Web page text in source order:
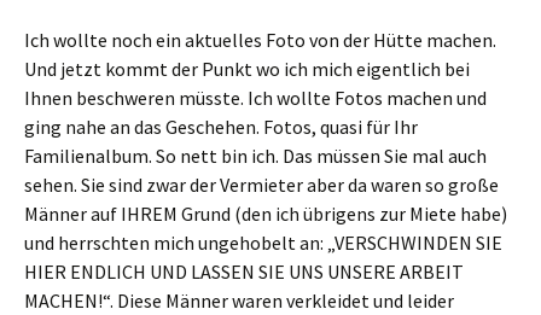
Ich wollte noch ein aktuelles Foto von der Hütte machen.
Und jetzt kommt der Punkt wo ich mich eigentlich bei
Ihnen beschweren müsste. Ich wollte Fotos machen und
ging nahe an das Geschehen. Fotos, quasi für Ihr
Familienalbum. So nett bin ich. Das müssen Sie mal auch
sehen. Sie sind zwar der Vermieter aber da waren so große
Männer auf IHREM Grund (den ich übrigens zur Miete habe)
und herrschten mich ungehobelt an: „VERSCHWINDEN SIE
HIER ENDLICH UND LASSEN SIE UNS UNSERE ARBEIT
MACHEN!“. Diese Männer waren verkleidet und leider